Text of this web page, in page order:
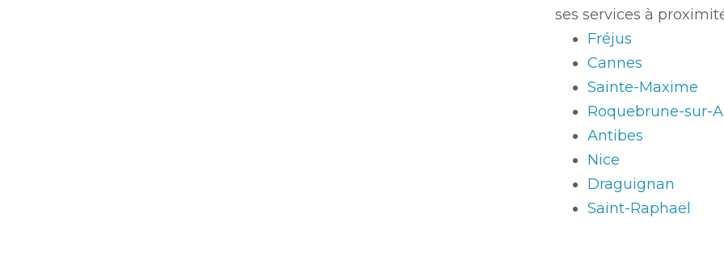
ses services à
Fréjus
Cannes
Sainte-Maxime
Roquebrune-sur-
Antibes
Nice
Draguignan
Saint-Raphaël